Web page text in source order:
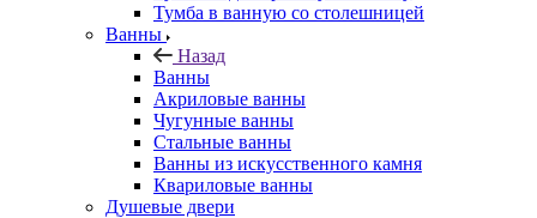
Тумба в ванную со столешницей
Ванны
Назад
Ванны
Акриловые ванны
Чугунные ванны
Стальные ванны
Ванны из искусственного камня
Квариловые ванны
Душевые двери